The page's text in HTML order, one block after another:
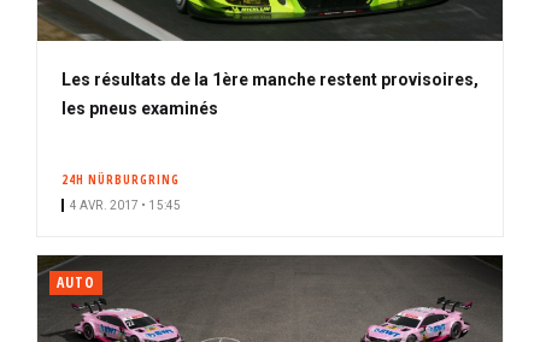
Les résultats de la 1ère manche restent provisoires,
les pneus examinés
24H NÜRBURGRING
4 AVR. 2017 • 15:45
AUTO